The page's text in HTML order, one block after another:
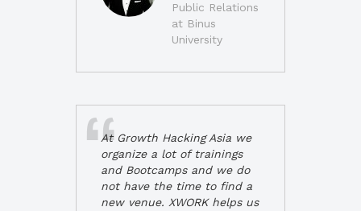
Public Relations
at Binus
University
At Growth Hacking Asia we
organize a lot of trainings
and Bootcamps and we do
not have the time to find a
new venue. XWORK helps us